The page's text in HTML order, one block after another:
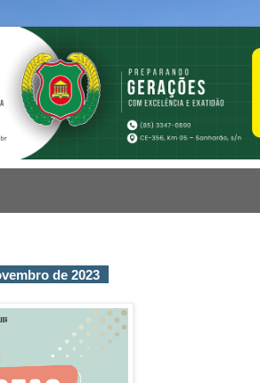
de 2023